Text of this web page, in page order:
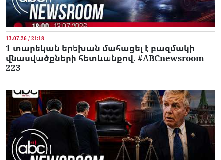
13.07.26 / 21:18
1 տարեկան երեխան մահացել է բազմակի
վնասվածքների հետևանքով. #ABCnewsroom
223